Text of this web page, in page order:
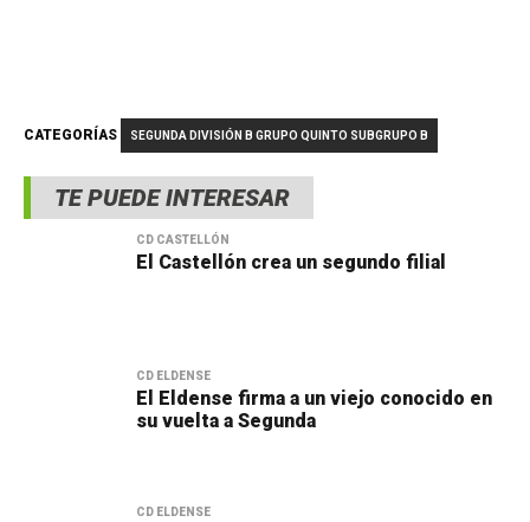
TE PUEDE INTERESAR
CD CASTELLÓN
El Castellón crea un segundo filial
CD ELDENSE
El Eldense firma a un viejo conocido en
su vuelta a Segunda
CD ELDENSE
CATEGORÍAS SEGUNDA DIVISIÓN B GRUPO QUINTO SUBGRUPO B